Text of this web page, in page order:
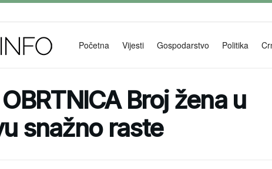
Početna Vijesti Gospodarstvo Politika
Broj žena u
snažno raste